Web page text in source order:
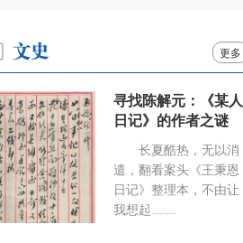
更多
寻找陈解元：《某人
日记》的作者之谜
长夏酷热，无以消
遣，翻看案头《王秉恩
日记》整理本，不由让
我想起……